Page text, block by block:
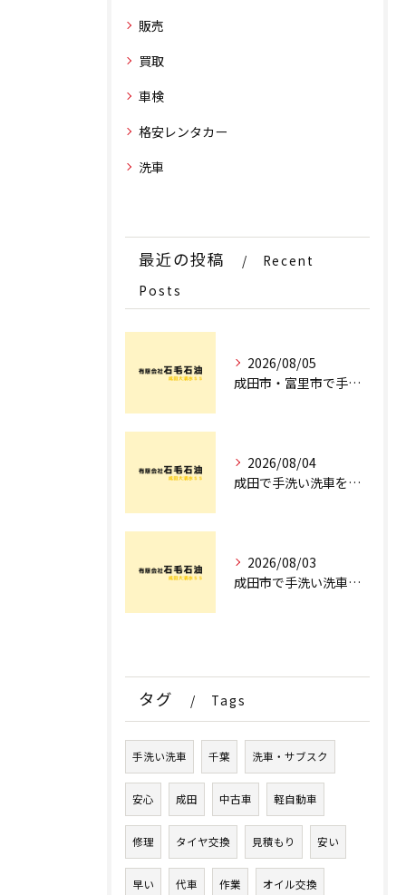
販売
買取
車検
格安レンタカー
洗車
最近の投稿
Recent
Posts
2026/08/05
成田市・富里市で手洗洗車ならどこ？料金比較からサブスク選びまでプロが徹底解説
2026/08/04
成田で手洗い洗車を探すなら！車のプロが教える安心の店舗選びとコース術
2026/08/03
成田市で手洗い洗車ならどこ？現場を知るプロが明かす「失敗しない専門店選び」のポイント
タグ Tags
手洗い洗車 千葉 洗車・サブスク
安心 成田 中古車 軽自動車
修理 タイヤ交換 見積もり 安い
早い 代車 作業 オイル交換